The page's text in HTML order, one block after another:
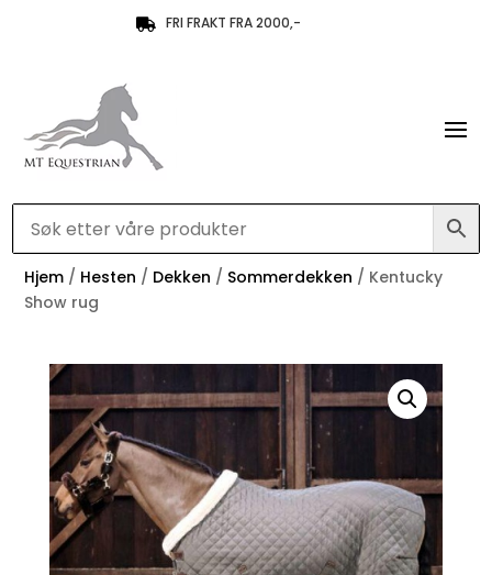
 FRI FRAKT FRA 2000,-
Hjem / Hesten / Dekken / Sommerdekken / Kentucky
Show rug